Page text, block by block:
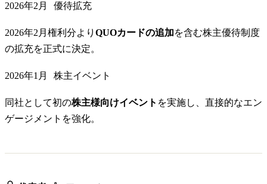
2026年2月 優待拡充
2026年2月権利分より QUOカードの追加を含む株主優待制度
の拡充を正式に決定。
2026年1月 株主イベント
同社として初の株主様向けイベント を実施し、直接的なエン
ゲージメントを強化。